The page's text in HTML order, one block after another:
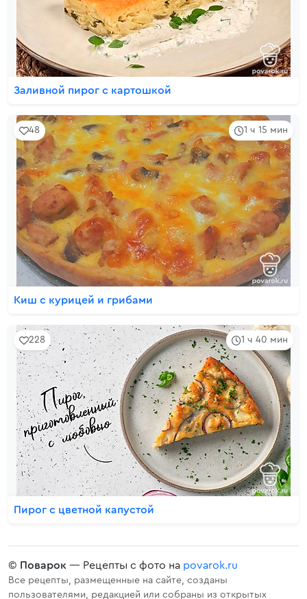
Заливной пирог с картошкой
1 ч 15 мин
48
Киш с курицей и грибами
1 ч 40 мин
228
Пирог с цветной капустой
© Поварок — Рецепты с фото на povarok.ru
Все рецепты, размещенные на сайте, созданы
пользователями, редакцией или собраны из открытых